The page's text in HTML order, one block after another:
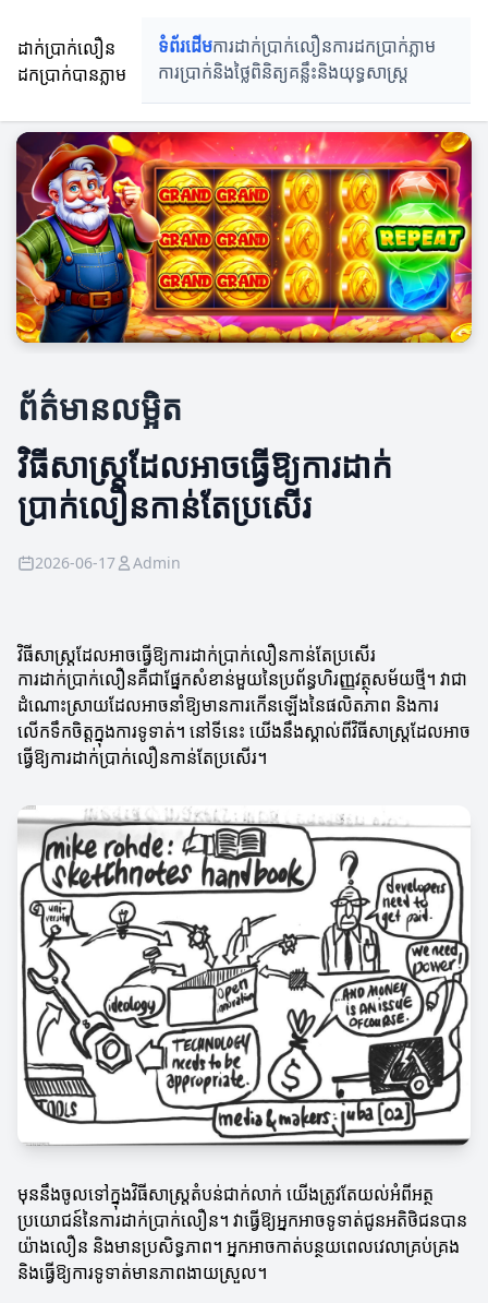
ដាក់ប្រាក់លឿន
ដកប្រាក់បានភ្លាម
ទំព័រដើមការដាក់ប្រាក់លឿនការដកប្រាក់ភ្លាម
ការប្រាក់និងថ្លៃពិនិត្យគន្លឹះនិងយុទ្ធសាស្រ្ត
ព័ត៌មានលម្អិត
វិធីសាស្ត្រដែលអាចធ្វើឱ្យការដាក់
ប្រាក់លឿនកាន់តែប្រសើរ
2026-06-17 Admin
វិធីសាស្ត្រដែលអាចធ្វើឱ្យការដាក់ប្រាក់លឿនកាន់តែប្រសើរ
ការដាក់ប្រាក់លឿនគឺជាផ្នែកសំខាន់មួយនៃប្រព័ន្ធហិរញ្ញវត្ថុសម័យថ្មី។ វាជា
ដំណោះស្រាយដែលអាចនាំឱ្យមានការកើនឡើងនៃផលិតភាព និងការ
លើកទឹកចិត្តក្នុងការទូទាត់។ នៅទីនេះ យើងនឹងស្គាល់ពីវិធីសាស្ត្រដែលអាច
ធ្វើឱ្យការដាក់ប្រាក់លឿនកាន់តែប្រសើរ។
មុននឹងចូលទៅក្នុងវិធីសាស្ត្រតំបន់ជាក់លាក់ យើងត្រូវតែយល់អំពីអត្ថ
ប្រយោជន៍នៃការដាក់ប្រាក់លឿន។ វាធ្វើឱ្យអ្នកអាចទូទាត់ជូនអតិថិជនបាន
យ៉ាងលឿន និងមានប្រសិទ្ធភាព។ អ្នកអាចកាត់បន្ថយពេលវេលាគ្រប់គ្រង
និងធ្វើឱ្យការទូទាត់មានភាពងាយស្រួល។